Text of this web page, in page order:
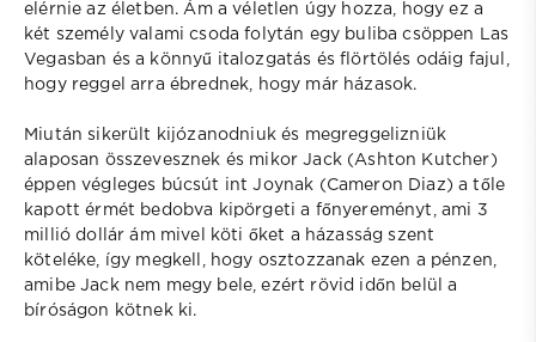
elérnie az életben. Ám a véletlen úgy hozza, hogy ez a
két személy valami csoda folytán egy buliba csöppen Las
Vegasban és a könnyű italozgatás és flörtölés odáig fajul,
hogy reggel arra ébrednek, hogy már házasok.
Miután sikerült kijózanodniuk és megreggelizniük
alaposan összevesznek és mikor Jack (Ashton Kutcher)
éppen végleges búcsút int Joynak (Cameron Diaz) a tőle
kapott érmét bedobva kipörgeti a főnyereményt, ami 3
millió dollár ám mivel köti őket a házasság szent
köteléke, így megkell, hogy osztozzanak ezen a pénzen,
amibe Jack nem megy bele, ezért rövid időn belül a
bíróságon kötnek ki.